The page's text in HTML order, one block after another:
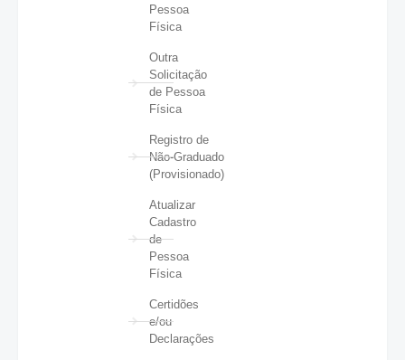
Pessoa
Física
Outra
Solicitação
de Pessoa
Física
Registro de
Não-Graduado
(Provisionado)
Atualizar
Cadastro
de
Pessoa
Física
Certidões
e/ou
Declarações